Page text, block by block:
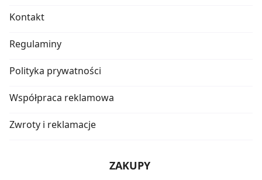
Kontakt
Regulaminy
Polityka prywatności
Współpraca reklamowa
Zwroty i reklamacje
ZAKUPY